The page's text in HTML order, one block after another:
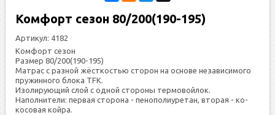
Комфорт сезон 80/200(190-195)
Артикул: 4182
Комфорт сезон
Размер 80/200(190-195)
Мат­рас с раз­ной жёс­ткостью сто­рон на ос­но­ве не­зави­симо­го
пру­жин­но­го бло­ка TFK.
Изо­лиру­ющий слой с од­ной сто­роны тер­мо­вой­лок.
На­пол­ни­тели: первая сто­рона - пенополиуретан, вторая - ко­
косо­вая кой­ра.